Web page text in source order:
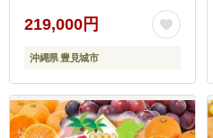
219,000円
沖縄県 豊見城市